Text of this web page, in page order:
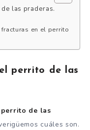
las praderas.
en el perrito
perrito de las
perrito de las
cuáles son.